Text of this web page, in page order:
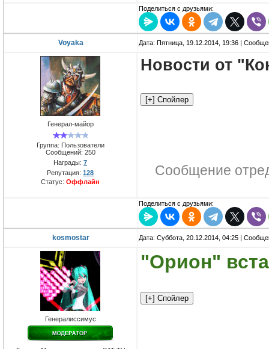
Поделиться с друзьями:
Voyaka Дата: Пятница, 19.12.2014, 19:36 |
Генерал-майор
Группа: Пользователи
Сообщений: 250
Награды: 7
Репутация: 128
Статус: Оффлайн
Новости от
Сообщение
Поделиться с друзьями:
kosmostar Дата: Суббота, 20.12.2014, 04:25 |
Генералиссимус
"Орион"